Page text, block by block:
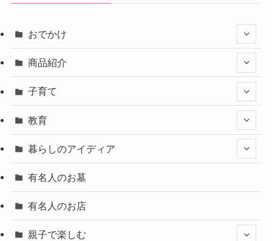
おでかけ
商品紹介
子育て
教育
暮らしのアイディア
有名人のお墓
有名人のお店
親子で楽しむ